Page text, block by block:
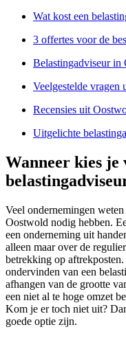
Wat kost een
3 offertes voor de
Belastingadviseur in
Veelgestelde vragen
Recensies uit
Uitgelichte
Wanneer kies je
Veel ondernemingen
Oostwold nodig hebben.
een onderneming uit
alleen maar over de
betrekking op
ondervinden van een
afhangen van de grootte
een niet al te hoge omzet
Kom je er toch niet uit?
goede optie zijn.